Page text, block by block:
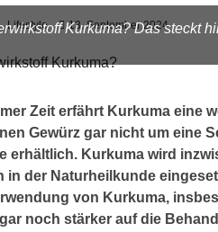
Lifestyle 13. September 2024
Kurkuma? Das steckt
Zeit erfährt Kurkuma eine
Gewürz gar nicht um eine
erhältlich. Kurkuma wird
in der Naturheilkunde
von Kurkuma,
noch stärker auf die